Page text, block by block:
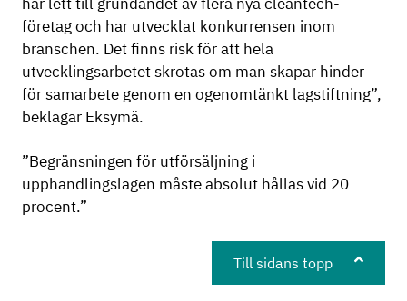
företag och har utvecklat konkurrensen inom
branschen. Det finns risk för att hela
utvecklingsarbetet skrotas om man skapar hinder
för samarbete genom en ogenomtänkt lagstiftning”,
beklagar Eksymä.
”Begränsningen för utförsäljning i
upphandlingslagen måste absolut hållas vid 20
procent.”
Till sidans topp